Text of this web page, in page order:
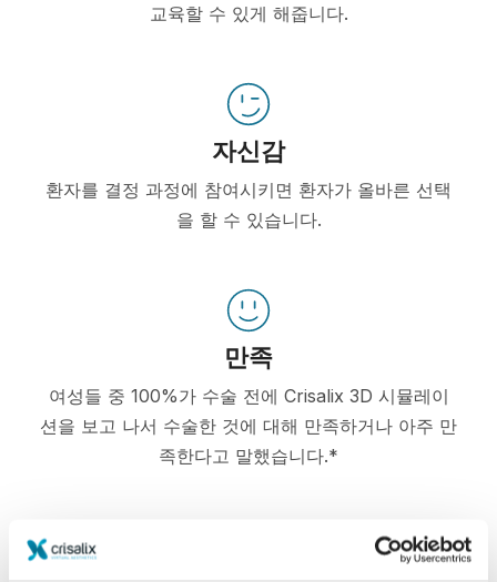
교육할 수 있게 해줍니다.
자신감
환자를 결정 과정에 참여시키면 환자가 올바른 선택
을 할 수 있습니다.
만족
여성들 중 100%가 수술 전에 Crisalix 3D 시뮬레이
션을 보고 나서 수술한 것에 대해 만족하거나 아주 만
족한다고 말했습니다.*
*2010년 5월과 2011년 9월 사이 스위스에서 가슴 확대술 받은 환자
의 온라인 조사.